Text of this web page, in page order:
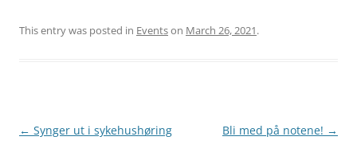
This entry was posted in Eventson March 26, 2021.
Post
← Synger ut i sykehushøring Bli med på notene! →